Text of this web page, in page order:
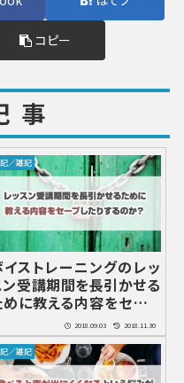
コピー
事
／雑記
イストレーニングのレッ
受講期間を長引かせる
に教える内容をセーブ
したりするのか？2018.09.03 2018.11.30
／雑記